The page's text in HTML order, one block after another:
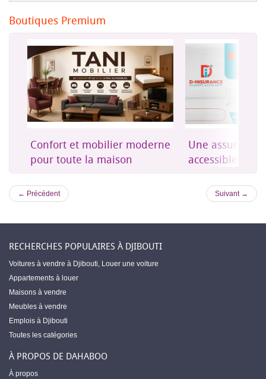
Boutiques Premium
Confort et mobilier moderne
pour toute la maison
Une
accessible à
← Précédent Suivant →
RECHERCHES POPULAIRES À DJIBOUTI
Voitures à vendre à Djibouti, Louer une voiture
Appartements à louer
Maisons à vendre
Meubles à vendre
Emplois à Djibouti
Toutes les catégories
À PROPOS DE DAHABOO
À propos